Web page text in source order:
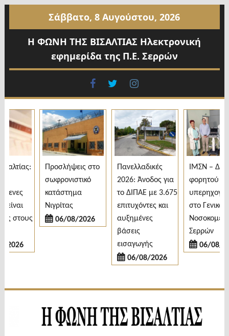
περιεχόμενο
Σάββατο, 8 Αυγούστου, 2026
Η ΦΩΝΗ ΤΗΣ ΒΙΣΑΛΤΙΑΣ Ηλεκτρονική
εφημερίδα της Π.Ε. Σερρών
facebook
twitter
στους
Προσλήψεις στο
σωφρονιστικό
κατάστημα
Νιγρίτας
06/08/2026
Πανελλαδικές
2026: Άνοδος για
το ΔΙΠΑΕ με 3.675
επιτυχόντες και
αυξημένες
βάσεις
εισαγωγής
06/08/2026
ΙΜΣΝ – Δωρεά
φορητού
στο Γενικό
Νοσοκομείο
Σερρών
06/08/